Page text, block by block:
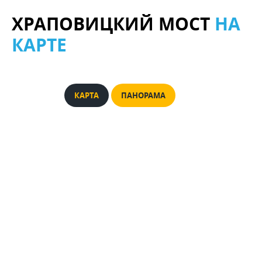
ХРАПОВИЦКИЙ МОСТ НА
КАРТЕ
КАРТА ПАНОРАМА